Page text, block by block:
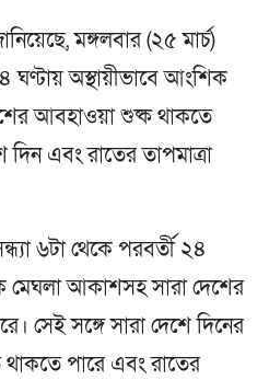
মঙ্গলবার (২৫ মার্চ)
ঘণ্টায় অস্থায়ীভাবে আংশিক
আবহাওয়া শুষ্ক থাকতে
দিন এবং রাতের তাপমাত্রা
৬টা থেকে পরবর্তী ২৪
মেঘলা আকাশসহ সারা দেশের
সেই সঙ্গে সারা দেশে দিনের
থাকতে পারে এবং রাতের